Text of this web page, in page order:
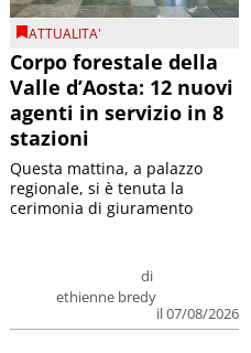
ATTUALITA'
Corpo forestale della
Valle d’Aosta: 12 nuovi
agenti in servizio in 8
stazioni
di
ethienne bredy
il 07/08/2026
Questa mattina, a palazzo
regionale, si è tenuta la
cerimonia di giuramento